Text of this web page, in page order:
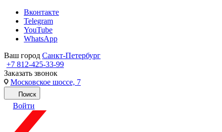
Вконтакте
Telegram
YouTube
WhatsApp
Ваш город Санкт-Петербург
+7 812-425-33-99
Заказать звонок
Московское шоссе, 7
Поиск
Войти